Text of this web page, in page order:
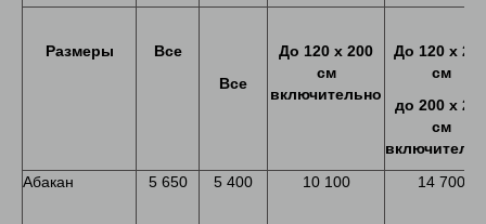
Размеры
Все
Все
До 120 х 200
см
включительно
До 120 х
см
до 200 х
см
Абакан
5 650 5 400 10 100 14 700